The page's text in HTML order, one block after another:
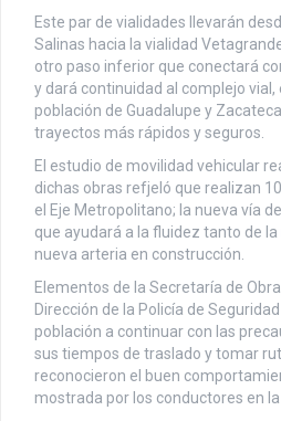
Este par de vialidades llevarán
Salinas hacia la vialidad
otro paso inferior que conectará
y dará continuidad al complejo vial,
población de Guadalupe y
trayectos más rápidos y seguros.
El estudio de movilidad vehicular
dichas obras refjeló que realizan
el Eje Metropolitano; la nueva vía
que ayudará a la fluidez tanto de
nueva arteria en construcción.
Elementos de la Secretaría de
Dirección de la Policía de
población a continuar con las
sus tiempos de traslado y tomar
reconocieron el buen
mostrada por los conductores en la